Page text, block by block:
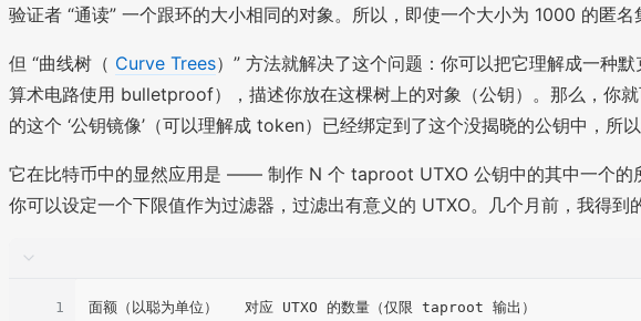
验证者 “通读” 一个跟环的大小相同的对象。所以，即使一个大小为 1000 的匿
但 “曲线树（ Curve Trees）” 方法就解决了这个问题：你可以把它理解成一种
算术电路使用 bulletproof），描述你放在这棵树上的对象（公钥）。那么，你
的这个 ‘公钥镜像’（可以理解成 token）已经绑定到了这个没揭晓的公钥中，所
它在比特币中的显然应用是 —— 制作 N 个 taproot UTXO 公钥中的其中一个的
你可以设定一个下限值作为过滤器，过滤出有意义的 UTXO。几个月前，我得到
1
面额（以聪为单位）   对应 UTXO 的数量（仅限 taproot 输出）